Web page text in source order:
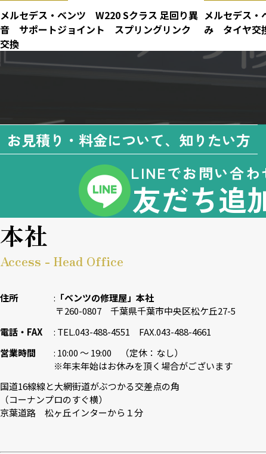
メルセデス・ベンツ W220 Sクラス 足回り異
音 サポートジョイント スプリングリンク
交換
メルセデス
み タイヤ交
お見積り・料金について、知りたい方
LINEでお問い合わ
友だち追
本社
Access - Head Office
住所
「ベンツの修理屋」本社
〒260-0807 千葉県千葉市中央区松ケ丘27-5
電話・FAX
TEL.043-488-4551 FAX.043-488-4661
営業時間
10:00 〜 19:00 （定休：なし）
※年末年始はお休みを頂く場合がございます
国道16線線と大網街道がぶつかる交差点の角
（コーナンプロのすぐ横）
京葉道路 松ヶ丘インターから１分